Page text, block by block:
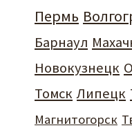
Пермь
Барнаул
Новокузнецк
Томск Липецк
Магнитогорск